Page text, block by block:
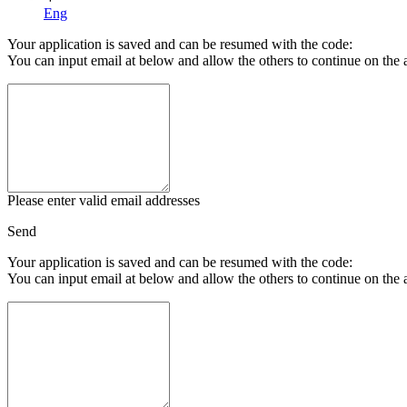
Eng
Your application is saved and can be resumed with the code:
You can input email at below and allow the others to continue on the
Please enter valid email addresses
Send
Your application is saved and can be resumed with the code:
You can input email at below and allow the others to continue on the